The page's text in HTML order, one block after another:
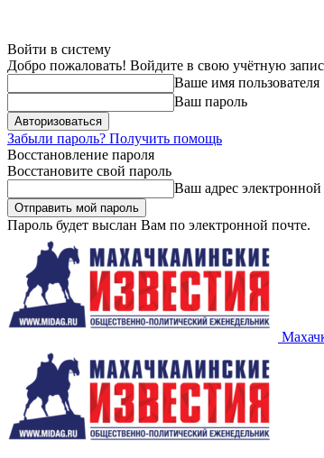
Войти в систему
Добро пожаловать! Войдите в свою учётную
Ваше имя пользователя
Ваш пароль
Забыли пароль? Получить помощь
Восстановление пароля
Восстановите свой пароль
Ваш адрес
Пароль будет выслан Вам по электронной почте.